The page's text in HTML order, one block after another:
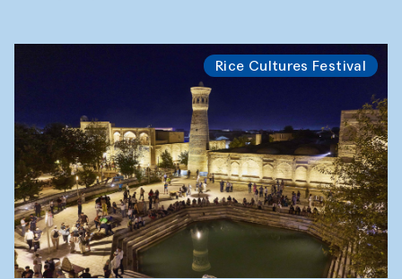
Rice Cultures Festival